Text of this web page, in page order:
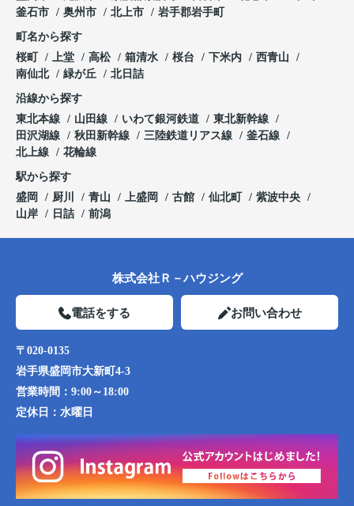
釜石市
奥州市 北上市 岩手郡岩手町
町名から探す
桜町
上堂 高松 箱清水 桜台 下米内
西青山
南仙北
緑が丘 北日詰
沿線から探す
東北本線
山田線 いわて銀河鉄道
東北新幹線
田沢湖線
秋田新幹線 三陸鉄道リアス線
釜石線
北上線
花輪線
駅から探す
盛岡
厨川 青山 上盛岡 古館 仙北町
紫波中央
山岸
日詰 前潟
株式会社Ｒ－ハウジング
電話をする お問い合わせ
〒020-0135
岩手県盛岡市大新町4-3
営業時間： 9:00～18:00
定休日： 水曜日